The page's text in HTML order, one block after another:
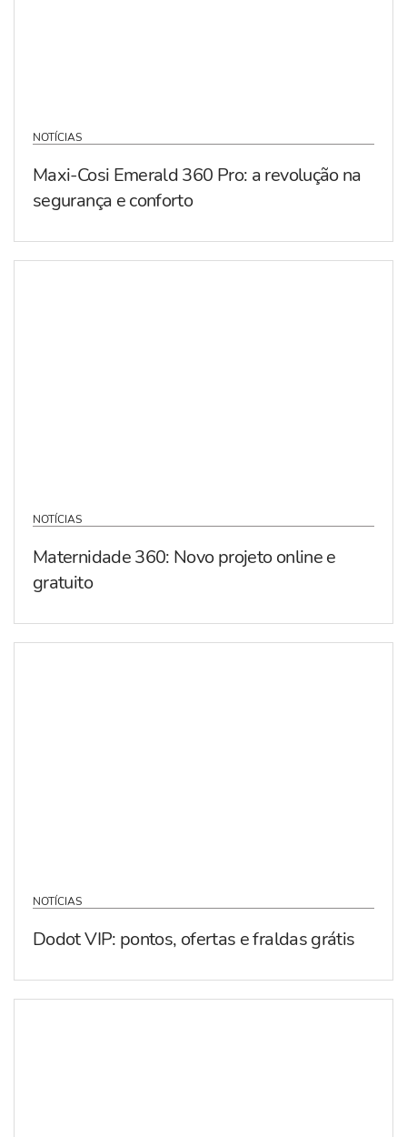
NOTÍCIAS
Maxi-Cosi Emerald 360 Pro: a revolução na
segurança e conforto
NOTÍCIAS
Maternidade 360: Novo projeto online e
gratuito
NOTÍCIAS
Dodot VIP: pontos, ofertas e fraldas grátis